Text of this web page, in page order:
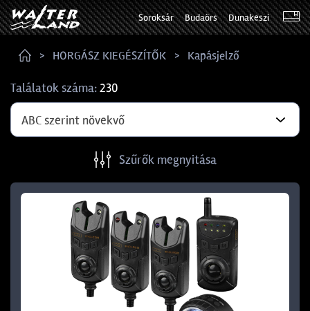
Soroksár Budaörs Dunakeszi
HORGÁSZ KIEGÉSZÍTŐK Kapásjelző
Találatok száma:230
ABC szerint növekvő
Szűrők megnyitása